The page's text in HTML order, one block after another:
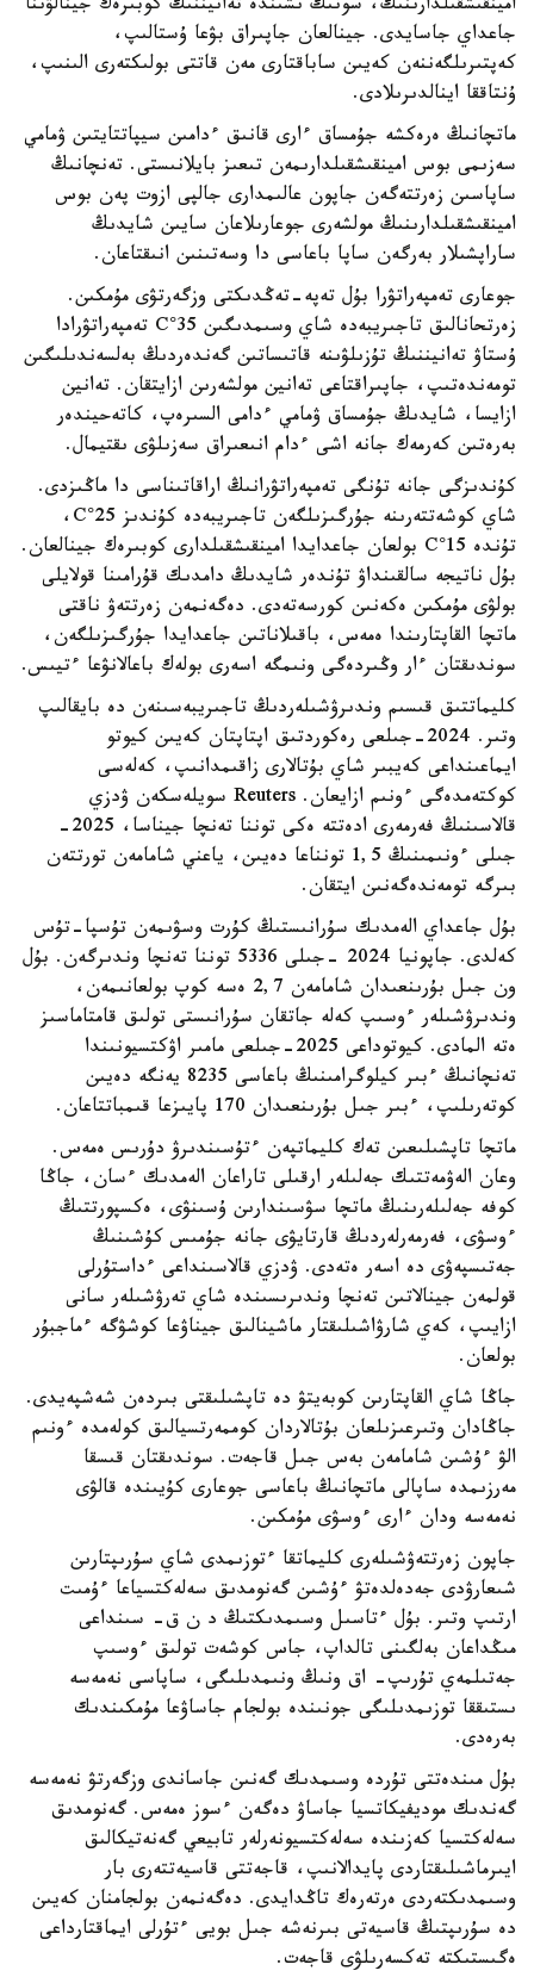
امينقىشقىلدارىنىڭ، سونىڭ ىشىندە تەانيننىڭ كوبىرەك جينالۋىنا
جاعداي جاسايدى. جينالعان جاپىراق بۋعا ۇستالىپ،
كەپتىرىلگەننەن كەيىن ساباقتارى مەن قاتتى بولىكتەرى الىنىپ،
ۇنتاققا اينالدىرىلادى.
ماتچانىڭ ەرەكشە جۇمساق ءارى قانىق ءدامىن سيپاتتايتىن ۋمامي
سەزىمى بوس امينقىشقىلدارىمەن تىعىز بايلانىستى. تەنچانىڭ
ساپاسىن زەرتتەگەن جاپون عالىمدارى جالپى ازوت پەن بوس
امينقىشقىلدارىنىڭ مولشەرى جوعارىلاعان سايىن شايدىڭ
ساراپشىلار بەرگەن ساپا باعاسى دا وسەتىنىن انىقتاعان.
جوعارى تەمپەراتۋرا بۇل تەپە-تەڭدىكتى وزگەرتۋى مۇمكىن.
زەرتحانالىق تاجىريبەدە شاي وسىمدىگىن 35°C تەمپەراتۋرادا
ۇستاۋ تەانيننىڭ تۇزىلۋىنە قاتىساتىن گەندەردىڭ بەلسەندىلىگىن
تومەندەتىپ، جاپىراقتاعى تەانين مولشەرىن ازايتقان. تەانين
ازايسا، شايدىڭ جۇمساق ۋمامي ءدامى السىرەپ، كاتەحيندەر
بەرەتىن كەرمەك جانە اشى ءدام انىعىراق سەزىلۋى ىقتيمال.
كۇندىزگى جانە تۇنگى تەمپەراتۋرانىڭ اراقاتىناسى دا ماڭىزدى.
شاي كوشەتتەرىنە جۇرگىزىلگەن تاجىريبەدە كۇندىز 25°C،
تۇندە 15°C بولعان جاعدايدا امينقىشقىلدارى كوبىرەك جينالعان.
بۇل ناتيجە سالقىنداۋ تۇندەر شايدىڭ دامدىك قۇرامىنا قولايلى
بولۋى مۇمكىن ەكەنىن كورسەتەدى. دەگەنمەن زەرتتەۋ ناقتى
ماتچا القاپتارىندا ەمەس، باقىلاناتىن جاعدايدا جۇرگىزىلگەن،
سوندىقتان ءار وڭىردەگى ونىمگە اسەرى بولەك باعالانۋعا ءتيىس.
كليماتتىق قىسىم وندىرۋشىلەردىڭ تاجىريبەسىنەن دە بايقالىپ
وتىر. 2024-جىلعى رەكوردتىق اپتاپتان كەيىن كيوتو
ايماعىنداعى كەيبىر شاي بۇتالارى زاقىمدانىپ، كەلەسى
كوكتەمدەگى ءونىم ازايعان. Reuters سويلەسكەن ۋدزي
قالاسىنىڭ فەرمەرى ادەتتە ەكى توننا تەنچا جيناسا، 2025-
جىلى ءونىمىنىڭ 1,5 تونناعا دەيىن، ياعني شامامەن تورتتەن
بىرگە تومەندەگەنىن ايتقان.
بۇل جاعداي الەمدىك سۇرانىستىڭ كۇرت وسۋىمەن تۇسپا-تۇس
كەلدى. جاپونيا 2024 -جىلى 5336 توننا تەنچا وندىرگەن. بۇل
ون جىل بۇرىنعىدان شامامەن 2,7 ەسە كوپ بولعانىمەن،
وندىرۋشىلەر ءوسىپ كەلە جاتقان سۇرانىستى تولىق قامتاماسىز
ەتە المادى. كيوتوداعى 2025-جىلعى مامىر اۋكتسيونىندا
تەنچانىڭ ءبىر كيلوگرامىنىڭ باعاسى 8235 يەنگە دەيىن
كوتەرىلىپ، ءبىر جىل بۇرىنعىدان 170 پايىزعا قىمباتتاعان.
ماتچا تاپشىلىعىن تەك كليماتپەن ءتۇسىندىرۋ دۇرىس ەمەس.
وعان الەۋمەتتىك جەلىلەر ارقىلى تاراعان الەمدىك ءسان، جاڭا
كوفە جەلىلەرىنىڭ ماتچا سۋسىندارىن ۇسىنۋى، ەكسپورتتىڭ
ءوسۋى، فەرمەرلەردىڭ قارتايۋى جانە جۇمىس كۇشىنىڭ
جەتىسپەۋى دە اسەر ەتەدى. ۋدزي قالاسىنداعى ءداستۇرلى
قولمەن جينالاتىن تەنچا وندىرىسىندە شاي تەرۋشىلەر سانى
ازايىپ، كەي شارۋاشىلىقتار ماشينالىق جيناۋعا كوشۋگە ءماجبۇر
بولعان.
جاڭا شاي القاپتارىن كوبەيتۋ دە تاپشىلىقتى بىردەن شەشپەيدى.
جاڭادان وتىرعىزىلعان بۇتالاردان كوممەرتسيالىق كولەمدە ءونىم
الۋ ءۇشىن شامامەن بەس جىل قاجەت. سوندىقتان قىسقا
مەرزىمدە ساپالى ماتچانىڭ باعاسى جوعارى كۇيىندە قالۋى
نەمەسە ودان ءارى ءوسۋى مۇمكىن.
جاپون زەرتتەۋشىلەرى كليماتقا ءتوزىمدى شاي سۇرىپتارىن
شىعارۋدى جەدەلدەتۋ ءۇشىن گەنومدىق سەلەكتسياعا ءۇمىت
ارتىپ وتىر. بۇل ءتاسىل وسىمدىكتىڭ د ن ق- سىنداعى
مىڭداعان بەلگىنى تالداپ، جاس كوشەت تولىق ءوسىپ
جەتىلمەي تۇرىپ- اق ونىڭ ونىمدىلىگى، ساپاسى نەمەسە
ىستىققا توزىمدىلىگى جونىندە بولجام جاساۋعا مۇمكىندىك
بەرەدى.
بۇل مىندەتتى تۇردە وسىمدىك گەنىن جاساندى وزگەرتۋ نەمەسە
گەندىك موديفيكاتسيا جاساۋ دەگەن ءسوز ەمەس. گەنومدىق
سەلەكتسيا كەزىندە سەلەكتسيونەرلەر تابيعي گەنەتيكالىق
ايىرماشىلىقتاردى پايدالانىپ، قاجەتتى قاسيەتتەرى بار
وسىمدىكتەردى ەرتەرەك تاڭدايدى. دەگەنمەن بولجامنان كەيىن
دە سۇرىپتىڭ قاسيەتى بىرنەشە جىل بويى ءتۇرلى ايماقتارداعى
ەگىستىكتە تەكسەرىلۋى قاجەت.